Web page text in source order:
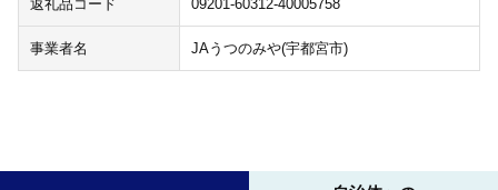
返礼品コード 09201-60312-40005758
事業者名 JAうつのみや(宇都宮市)